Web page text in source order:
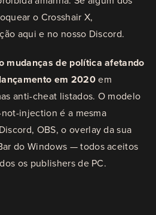
o Crosshair X,
aqui e no nosso Discord.
mudanças de política afetando
em 2020em
anti-cheat listados. O modelo
injection é a mesma
OBS, o overlay da sua
do Windows — todos aceitos
os publishers de PC.